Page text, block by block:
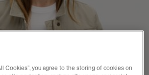
Cookies”, you agree to the storing of cookies on